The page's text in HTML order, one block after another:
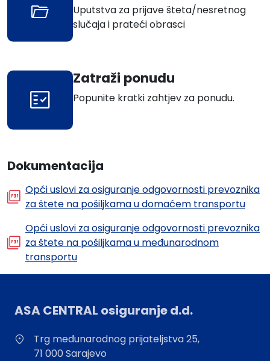
Uputstva za prijave šteta/nesretnog
slučaja i prateći obrasci
Zatraži ponudu
Popunite kratki zahtjev za ponudu.
Dokumentacija
Opći uslovi za osiguranje odgovornosti prevoznika
za štete na pošiljkama u domaćem transportu
Opći uslovi za osiguranje odgovornosti prevoznika
za štete na pošiljkama u međunarodnom
transportu
ASA CENTRAL osiguranje d.d.
Trg međunarodnog prijateljstva 25,
71 000 Sarajevo